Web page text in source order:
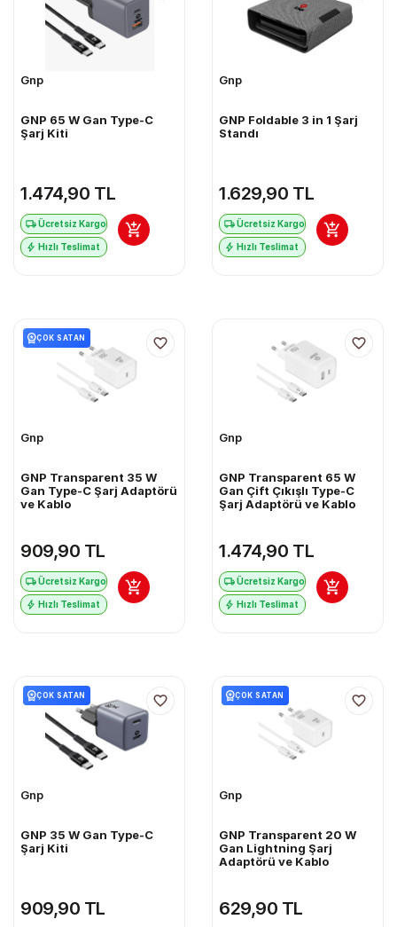
Gnp
GNP 65 W Gan Type-C
Şarj Kiti
1.474,90 TL
Ücretsiz Kargo
Hızlı Teslimat
Gnp
GNP Foldable 3 in 1 Şarj
Standı
1.629,90 TL
Ücretsiz Kargo
Hızlı Teslimat
ÇOK SATAN
Gnp
GNP Transparent 35 W
Gan Type-C Şarj Adaptörü
ve Kablo
909,90 TL
Ücretsiz Kargo
Hızlı Teslimat
Gnp
GNP Transparent 65 W
Gan Çift Çıkışlı Type-C
Şarj Adaptörü ve Kablo
1.474,90 TL
Ücretsiz Kargo
Hızlı Teslimat
ÇOK SATAN
Gnp
GNP 35 W Gan Type-C
Şarj Kiti
909,90 TL
ÇOK SATAN
Gnp
GNP Transparent 20 W
Gan Lightning Şarj
Adaptörü ve Kablo
629,90 TL